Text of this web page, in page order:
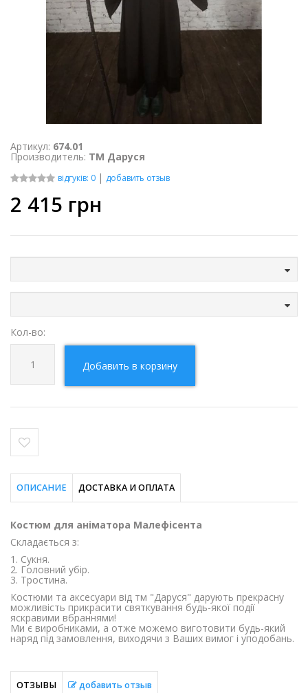
Артикул: 674.01
Производитель: ТМ Даруся
відгуків: 0 | добавить отзыв
2 415 грн
Кол-во:
Добавить в корзину
ОПИСАНИЕ ДОСТАВКА И ОПЛАТА
Костюм для аніматора Малефісента
Складається з:
1. Сукня.
2. Головний убір.
3. Тростина.
Костюми та аксесуари від тм "Даруся" дарують прекрасну
можливість прикрасити святкування будь-якої події
яскравими вбраннями!
Ми є виробниками, а отже можемо виготовити будь-який
наряд під замовлення, виходячи з Ваших вимог і уподобань.
ОТЗЫВЫ добавить отзыв